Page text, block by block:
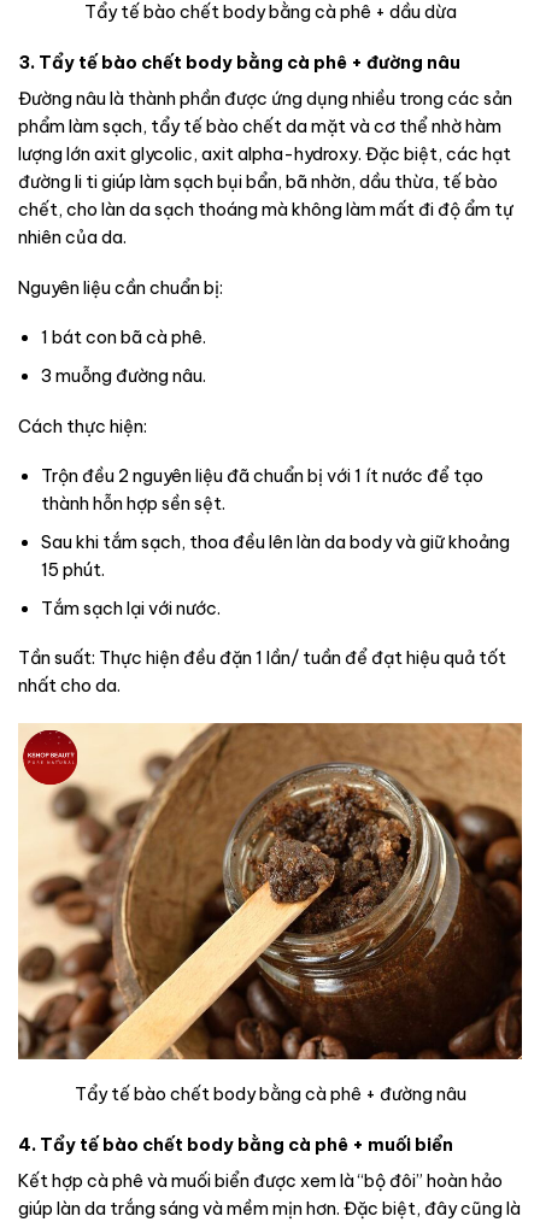
Tẩy tế bào chết body bằng cà phê + dầu dừa
3. Tẩy tế bào chết body bằng cà phê + đường nâu
Đường nâu là thành phần được ứng dụng nhiều trong các sản
phẩm làm sạch, tẩy tế bào chết da mặt và cơ thể nhờ hàm
lượng lớn axit glycolic, axit alpha-hydroxy. Đặc biệt, các hạt
đường li ti giúp làm sạch bụi bẩn, bã nhờn, dầu thừa, tế bào
chết, cho làn da sạch thoáng mà không làm mất đi độ ẩm tự
nhiên của da.
Nguyên liệu cần chuẩn bị:
1 bát con bã cà phê.
3 muỗng đường nâu.
Cách thực hiện:
Trộn đều 2 nguyên liệu đã chuẩn bị với 1 ít nước để tạo
thành hỗn hợp sền sệt.
Sau khi tắm sạch, thoa đều lên làn da body và giữ khoảng
15 phút.
Tắm sạch lại với nước.
Tần suất: Thực hiện đều đặn 1 lần/ tuần để đạt hiệu quả tốt
nhất cho da.
Tẩy tế bào chết body bằng cà phê + đường nâu
4. Tẩy tế bào chết body bằng cà phê + muối biển
Kết hợp cà phê và muối biển được xem là “bộ đôi” hoàn hảo
giúp làn da trắng sáng và mềm mịn hơn. Đặc biệt, đây cũng là